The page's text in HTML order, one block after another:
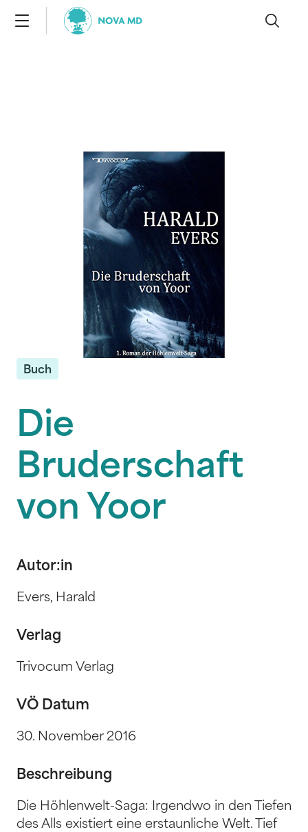
Buch
Die
Bruderschaft
von Yoor
Autor:in
Evers, Harald
Verlag
Trivocum Verlag
VÖ Datum
30. November 2016
Beschreibung
Die Höhlenwelt-Saga: Irgendwo in den Tiefen
des Alls existiert eine erstaunliche Welt. Tief